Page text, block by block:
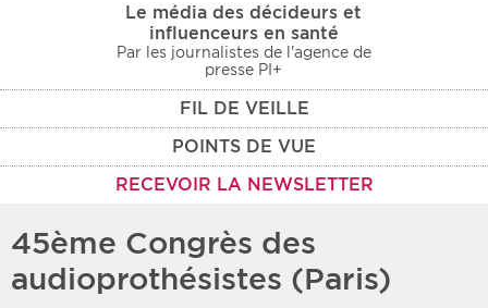
Le média des décideurs et
influenceurs en santé
Par les journalistes de l'agence de
presse PI+
FIL DE VEILLE
POINTS DE VUE
RECEVOIR LA NEWSLETTER
Recherche par mots clés
Protection sociale
Médico-social
Zone géographique
45ème Congrès des
audioprothésistes (Paris)